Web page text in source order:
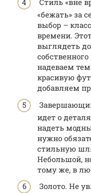
Стиль «вне
«бежать» за
выбор –
времени.
выглядеть
надеваем
красивую
добавляем
идет о
надеть
нужно
стильную
Небольшой,
тому же, в
Золото. Не